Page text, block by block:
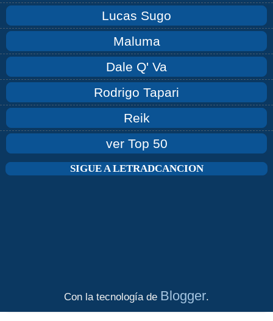
Lucas Sugo
Maluma
Dale Q' Va
Rodrigo Tapari
Reik
ver Top 50
SIGUE A LETRADCANCION
Con la tecnología de Blogger.